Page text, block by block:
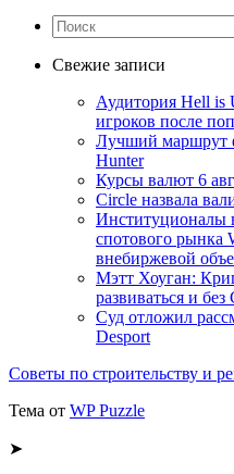
Свежие записи
Аудитория Hell is
игроков после
Лучший маршрут
Hunter
Курсы валют 6
Circle назвала
Институционалы
спотового рынка
внебиржевой
Мэтт Хоуган:
развиваться и
Суд отложил
Desport
Советы по строительству и
Тема от WP Puzzle
➤